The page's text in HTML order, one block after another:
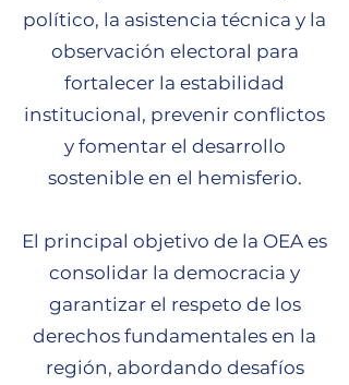
político, la asistencia técnica y la
observación electoral para
fortalecer la estabilidad
institucional, prevenir conflictos
y fomentar el desarrollo
sostenible en el hemisferio.
El principal objetivo de la OEA es
consolidar la democracia y
garantizar el respeto de los
derechos fundamentales en la
región, abordando desafíos